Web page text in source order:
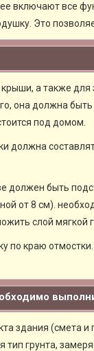
включают все
Это
а также
она должна
под домом.
должна
должен быть
от 8 см).
слой мягкой
по краю
здания (смета
тип грунта,